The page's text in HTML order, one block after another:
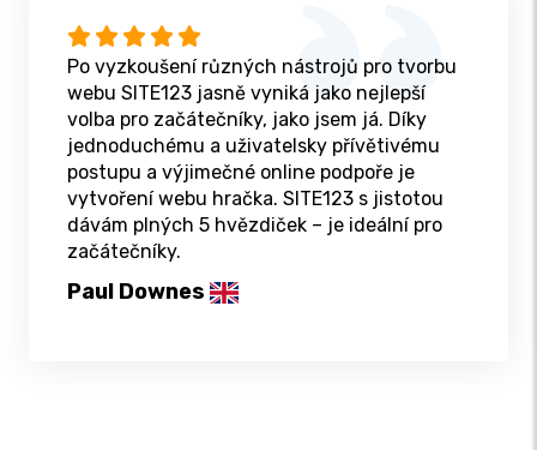
Po vyzkoušení různých nástrojů pro tvorbu
webu SITE123 jasně vyniká jako nejlepší
volba pro začátečníky, jako jsem já. Díky
jednoduchému a uživatelsky přívětivému
postupu a výjimečné online podpoře je
vytvoření webu hračka. SITE123 s jistotou
dávám plných 5 hvězdiček – je ideální pro
začátečníky.
Paul Downes